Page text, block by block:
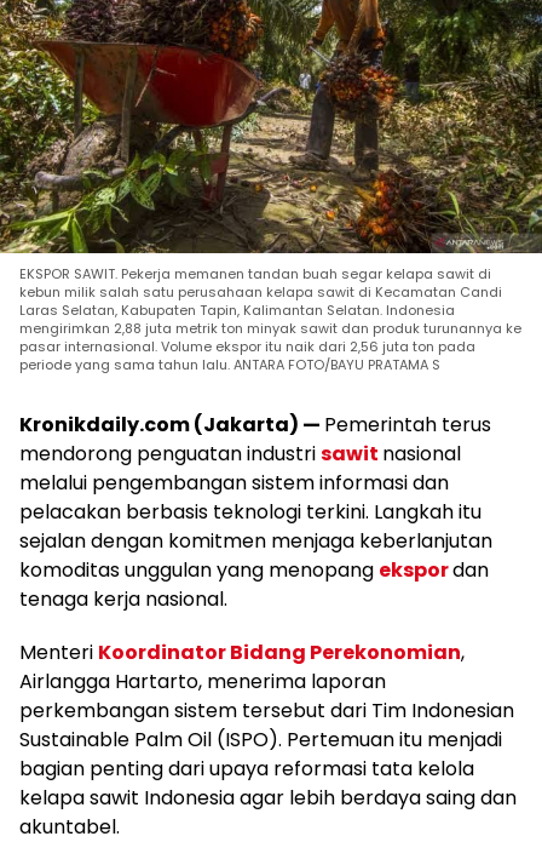
EKSPOR SAWIT. Pekerja memanen tandan buah segar kelapa sawit di
kebun milik salah satu perusahaan kelapa sawit di Kecamatan Candi
Laras Selatan, Kabupaten Tapin, Kalimantan Selatan. Indonesia
mengirimkan 2,88 juta metrik ton minyak sawit dan produk turunannya ke
pasar internasional. Volume ekspor itu naik dari 2,56 juta ton pada
periode yang sama tahun lalu. ANTARA FOTO/BAYU PRATAMA S
Kronikdaily.com (Jakarta) — Pemerintah terus
mendorong penguatan industrisawit nasional
melalui pengembangan sistem informasi dan
pelacakan berbasis teknologi terkini. Langkah itu
sejalan dengan komitmen menjaga keberlanjutan
komoditas unggulan yang menopang ekspordan
tenaga kerja nasional.
Menteri Koordinator Bidang Perekonomian,
Airlangga Hartarto, menerima laporan
perkembangan sistem tersebut dari Tim Indonesian
Sustainable Palm Oil (ISPO). Pertemuan itu menjadi
bagian penting dari upaya reformasi tata kelola
kelapa sawit Indonesia agar lebih berdaya saing dan
akuntabel.